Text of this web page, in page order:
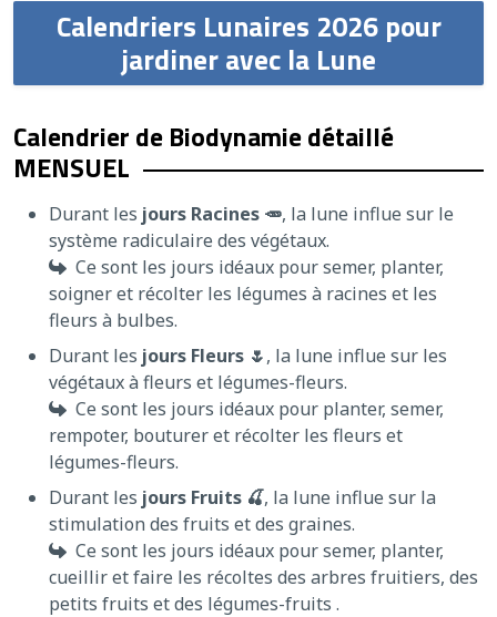
Calendriers Lunaires 2026 pour
jardiner avec la Lune
Calendrier de Biodynamie détaillé
MENSUEL
Durant les jours Racines 🥕, la lune influe sur le
système radiculaire des végétaux.
Ce sont les jours idéaux pour semer, planter,
soigner et récolter les légumes à racines et les
fleurs à bulbes.
Durant les jours Fleurs 🌷, la lune influe sur les
végétaux à fleurs et légumes-fleurs.
Ce sont les jours idéaux pour planter, semer,
rempoter, bouturer et récolter les fleurs et
légumes-fleurs.
Durant les jours Fruits 🍒, la lune influe sur la
stimulation des fruits et des graines.
Ce sont les jours idéaux pour semer, planter,
cueillir et faire les récoltes des arbres fruitiers, des
petits fruits et des légumes-fruits .